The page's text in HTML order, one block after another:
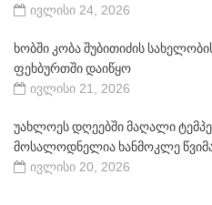
ივლისი 24, 2026
ხობში კობა შუბითიძის
ფეხბურთში დაიწყო
ივლისი 21, 2026
უახლოეს დღეებში მაღალი
მოსალოდნელია ხანმოკლე
ივლისი 20, 2026